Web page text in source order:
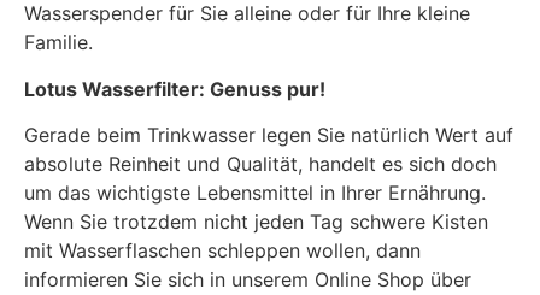
Wasserspender für Sie alleine oder für Ihre kleine
Familie.
Lotus Wasserfilter: Genuss pur!
Gerade beim Trinkwasser legen Sie natürlich Wert auf
absolute Reinheit und Qualität, handelt es sich doch
um das wichtigste Lebensmittel in Ihrer Ernährung.
Wenn Sie trotzdem nicht jeden Tag schwere Kisten
mit Wasserflaschen schleppen wollen, dann
informieren Sie sich in unserem Online Shop über